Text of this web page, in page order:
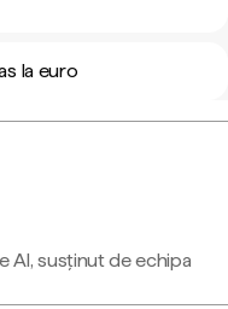
la euro
AI, susținut de echipa